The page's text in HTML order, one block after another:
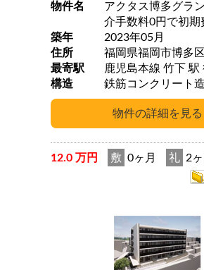
物件名
アクタス博多グラ
介手数料0円で初期
築年
2023年05月
住所
福岡県福岡市博多
最寄駅
構造
鉄筋コンクリート造
12.0 万円 敷 0ヶ月 礼 2ヶ